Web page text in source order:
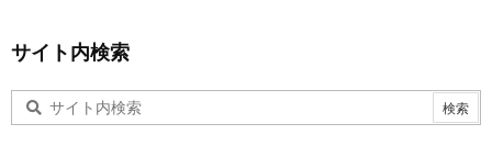
サイト内検索